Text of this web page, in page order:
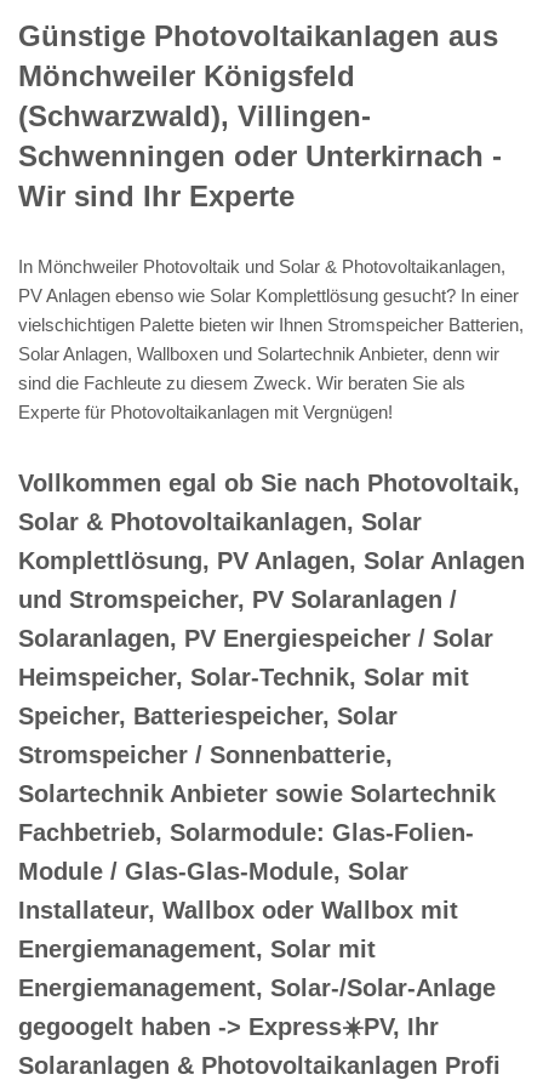
Günstige Photovoltaikanlagen aus
Mönchweiler Königsfeld
(Schwarzwald), Villingen-
Schwenningen oder Unterkirnach -
Wir sind Ihr Experte
In Mönchweiler Photovoltaik und Solar & Photovoltaikanlagen,
PV Anlagen ebenso wie Solar Komplettlösung gesucht? In einer
vielschichtigen Palette bieten wir Ihnen Stromspeicher Batterien,
Solar Anlagen, Wallboxen und Solartechnik Anbieter, denn wir
sind die Fachleute zu diesem Zweck. Wir beraten Sie als
Experte für Photovoltaikanlagen mit Vergnügen!
Vollkommen egal ob Sie nach Photovoltaik,
Solar & Photovoltaikanlagen, Solar
Komplettlösung, PV Anlagen, Solar Anlagen
und Stromspeicher, PV Solaranlagen /
Solaranlagen, PV Energiespeicher / Solar
Heimspeicher, Solar-Technik, Solar mit
Speicher, Batteriespeicher, Solar
Stromspeicher / Sonnenbatterie,
Solartechnik Anbieter sowie Solartechnik
Fachbetrieb, Solarmodule: Glas-Folien-
Module / Glas-Glas-Module, Solar
Installateur, Wallbox oder Wallbox mit
Energiemanagement, Solar mit
Energiemanagement, Solar-/Solar-Anlage
gegoogelt haben -> Express☀️PV️, Ihr
Solaranlagen & Photovoltaikanlagen Profi